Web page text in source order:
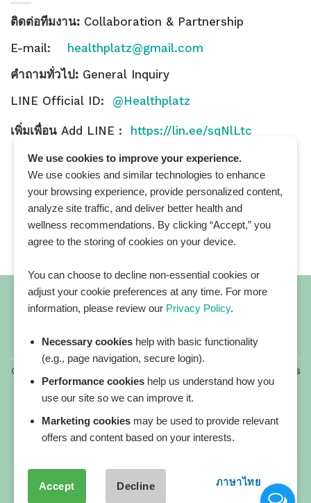
ติดต่อทีมงาน: Collaboration & Partnership
E-mail: healthplatz@gmail.com
คำถามทั่วไป: General Inquiry
LINE Official ID: @Healthplatz
เพิ่มเพื่อน Add LINE : https://lin.ee/sqNlLtc
All blog posts
Copyright 2026 ©
All rights reserved. HEALTHPLATZ™ is
a registered trademark of Adbrandture Co., Ltd.
Our website services, content, and products are for
informational purposes only. Healthplatz does not
provide medical advice, diagnosis, or treatment.
We use cookies to improve your experience.
We use cookies and similar technologies to enhance
your browsing experience, provide personalized content,
analyze site traffic, and deliver better health and
wellness recommendations. By clicking “Accept,” you
agree to the storing of cookies on your device.
You can choose to decline non-essential cookies or
adjust your cookie preferences at any time. For more
information, please review our Privacy Policy.
Necessary cookies help with basic functionality
(e.g., page navigation, secure login).
Performance cookies help us understand how you
use our site so we can improve it.
Marketing cookies may be used to provide relevant
offers and content based on your interests.
Accept Decline ภาษาไทย